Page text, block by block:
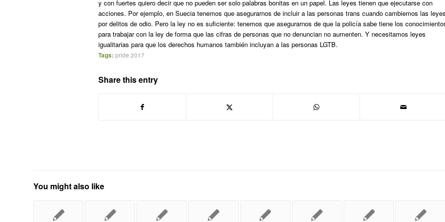
y con fuertes quiero decir que no pueden ser solo palabras bonitas en un papel. Las leyes tienen que ejecutarse con
acciones. Por ejemplo, en Suecia tenemos que asegurarnos de incluir a las personas trans cuando cambiemos las
por delitos de odio. Pero la ley no es suficiente: tenemos que asegurarnos de que la policía sabe tiene los
para trabajar con la ley de forma que las cifras de personas que no denuncian no aumenten. Y necesitamos leyes
igualitarias para que los derechos humanos también incluyan a las personas LGTB.
Tags: pride 2017
Share this entry
You might also like